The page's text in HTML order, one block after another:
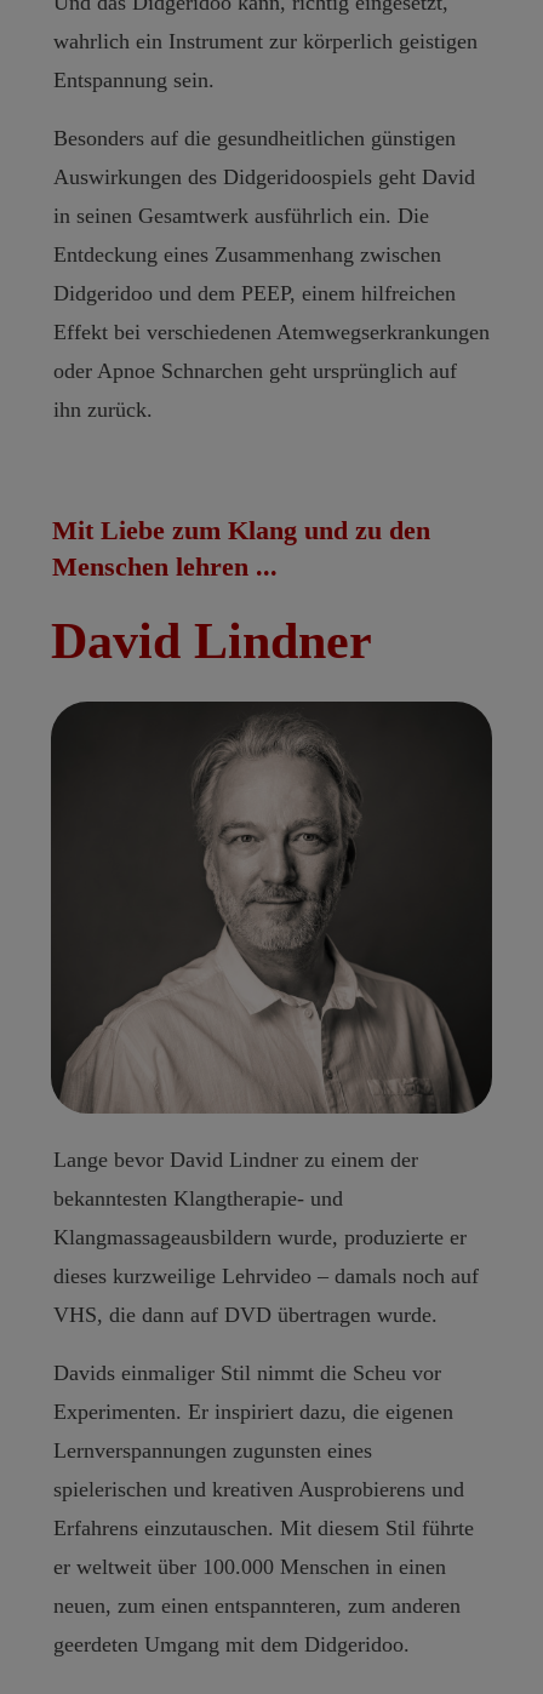
wahrlich ein Instrument zur körperlich geistigen
Entspannung sein.
Besonders auf die gesundheitlichen günstigen
Auswirkungen des Didgeridoospiels geht David
in seinen Gesamtwerk ausführlich ein. Die
Entdeckung eines Zusammenhang zwischen
Didgeridoo und dem PEEP, einem hilfreichen
Effekt bei verschiedenen Atemwegserkrankungen
oder Apnoe Schnarchen geht ursprünglich auf
ihn zurück.
Mit Liebe zum Klang und zu den
Menschen lehren ...
David Lindner
Lange bevor David Lindner zu einem der
bekanntesten Klangtherapie- und
Klangmassageausbildern wurde, produzierte er
dieses kurzweilige Lehrvideo – damals noch auf
VHS, die dann auf DVD übertragen wurde.
Davids einmaliger Stil nimmt die Scheu vor
Experimenten. Er inspiriert dazu, die eigenen
Lernverspannungen zugunsten eines
spielerischen und kreativen Ausprobierens und
Erfahrens einzutauschen. Mit diesem Stil führte
er weltweit über 100.000 Menschen in einen
neuen, zum einen entspannteren, zum anderen
geerdeten Umgang mit dem Didgeridoo.